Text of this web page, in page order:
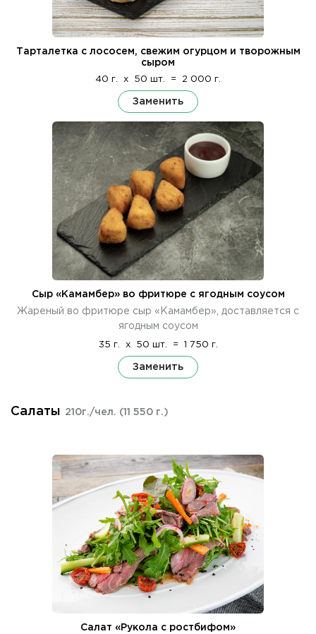
Тарталетка с лососем, свежим огурцом и творожным
сыром
40 г. x 50 шт. = 2 000 г.
Заменить
Сыр «Камамбер» во фритюре с ягодным соусом
Жареный во фритюре сыр «Камамбер», доставляется с
ягодным соусом
35 г. x 50 шт. = 1 750 г.
Заменить
Салаты 210г./чел. (11 550 г.)
Салат «Рукола с ростбифом»